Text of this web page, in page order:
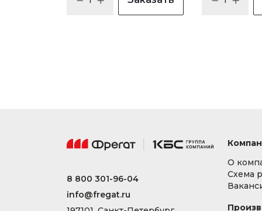
8 800 301-96-04
info@fregat.ru
О
Схема